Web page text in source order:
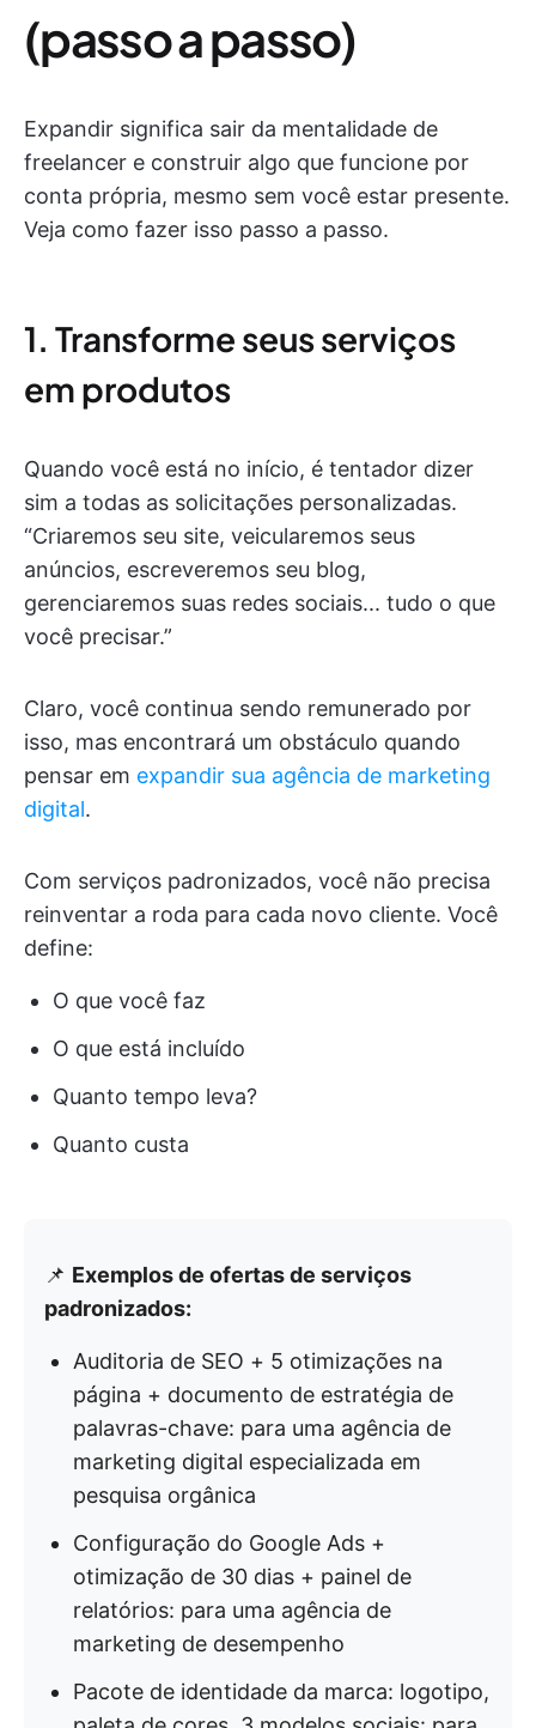
(passo a passo)
Expandir significa sair da mentalidade de
freelancer e construir algo que funcione por
conta própria, mesmo sem você estar presente.
Veja como fazer isso passo a passo.
1. Transforme seus serviços
em produtos
Quando você está no início, é tentador dizer
sim a todas as solicitações personalizadas.
“Criaremos seu site, veicularemos seus
anúncios, escreveremos seu blog,
gerenciaremos suas redes sociais... tudo o que
você precisar.”
Claro, você continua sendo remunerado por
isso, mas encontrará um obstáculo quando
pensar em expandir sua agência de marketing
digital.
Com serviços padronizados, você não precisa
reinventar a roda para cada novo cliente. Você
define:
O que você faz
O que está incluído
Quanto tempo leva?
Quanto custa
📌 Exemplos de ofertas de serviços
padronizados:
Auditoria de SEO + 5 otimizações na
página + documento de estratégia de
palavras-chave: para uma agência de
marketing digital especializada em
pesquisa orgânica
Configuração do Google Ads +
otimização de 30 dias + painel de
relatórios: para uma agência de
marketing de desempenho
Pacote de identidade da marca: logotipo,